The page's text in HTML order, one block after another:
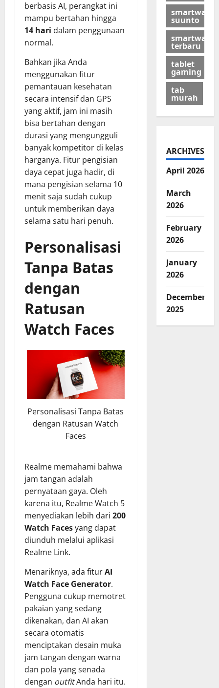
berbasis AI, perangkat ini
mampu bertahan hingga
14 hari dalam penggunaan
normal.
Bahkan jika Anda
menggunakan fitur
pemantauan kesehatan
secara intensif dan GPS
yang aktif, jam ini masih
bisa bertahan dengan
durasi yang mengungguli
banyak kompetitor di kelas
harganya. Fitur pengisian
daya cepat juga hadir, di
mana pengisian selama 10
menit saja sudah cukup
untuk memberikan daya
selama satu hari penuh.
Personalisasi
Tanpa Batas
dengan
Ratusan
Watch Faces
Personalisasi Tanpa Batas
dengan Ratusan Watch
Faces
Realme memahami bahwa
jam tangan adalah
pernyataan gaya. Oleh
karena itu, Realme Watch 5
menyediakan lebih dari 200
Watch Facesyang dapat
diunduh melalui aplikasi
Realme Link.
Menariknya, ada fiturAI
Watch Face Generator.
Pengguna cukup memotret
pakaian yang sedang
dikenakan, dan AI akan
secara otomatis
menciptakan desain muka
jam tangan dengan warna
dan pola yang senada
dengan outfitAnda hari itu.
smartwatch
suunto
smartwatch
terbaru
tablet
gaming
tab
murah
ARCHIVES
April 2026
March
2026
February
2026
January
2026
December
2025